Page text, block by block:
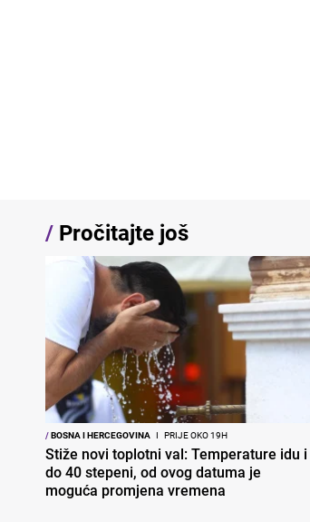
/ Pročitajte još
/BOSNA I HERCEGOVINA I PRIJE OKO 19H
Stiže novi toplotni val: Temperature idu i
do 40 stepeni, od ovog datuma je
moguća promjena vremena